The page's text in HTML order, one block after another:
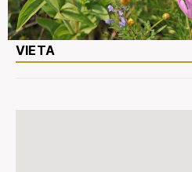
VIETA